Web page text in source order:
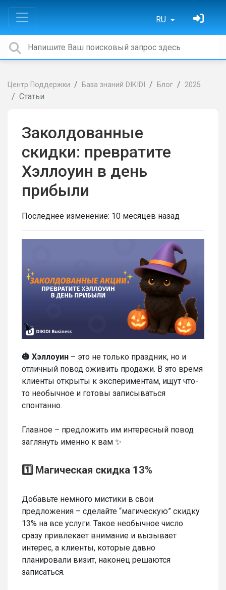
RU
Центр Поддержки База знаний DIKIDI Блог 2025
Статьи
Заколдованные
скидки: превратите
Хэллоуин в день
прибыли
Последнее изменение: 10 месяцев назад
🎃 Хэллоуин – это не только праздник, но и
отличный повод оживить продажи. В это время
клиенты открыты к экспериментам, ищут что-
то необычное и готовы записываться
спонтанно.
Главное – предложить им интересный повод
заглянуть именно к вам ✨
1️⃣ Магическая скидка 13%
Добавьте немного мистики в свои
предложения – сделайте “магическую” скидку
13% на все услуги. Такое необычное число
сразу привлекает внимание и вызывает
интерес, а клиенты, которые давно
планировали визит, наконец решаются
записаться.